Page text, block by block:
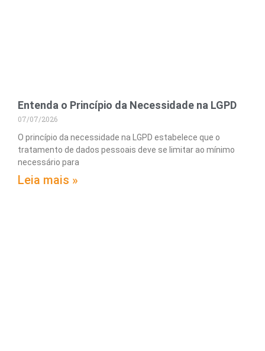
Entenda o Princípio da Necessidade na LGPD
07/07/2026
O princípio da necessidade na LGPD estabelece que o
tratamento de dados pessoais deve se limitar ao mínimo
necessário para
Leia mais »